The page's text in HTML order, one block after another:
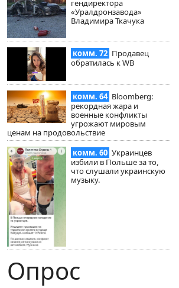
гендиректора
«Уралдронзавода»
Владимира Ткачука
комм. 72 Продавец
обратилась к WB
комм. 64 Bloomberg:
рекордная жара и
военные конфликты
угрожают мировым
ценам на продовольствие
комм. 60 Украинцев
избили в Польше за то,
что слушали украинскую
музыку.
Опрос